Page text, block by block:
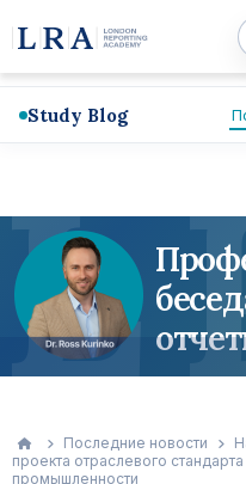
Study Blog
L
Последние новости
проекта отраслевого
промышленности